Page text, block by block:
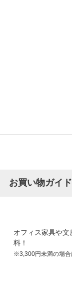
お買い物ガイド
オフィス家具や
料！
※3,300円未満の場合